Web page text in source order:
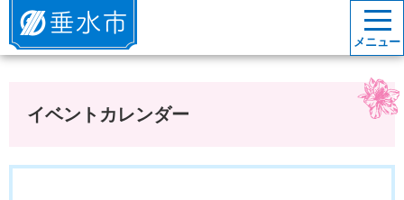
垂水市
メニュー
イベントカレンダー